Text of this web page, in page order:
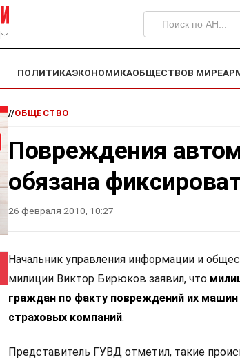
﹀
ПОЛИТИКАЭКОНОМИКАОБЩЕСТВОВ МИРЕ
//ОБЩЕСТВО
Повреждения
обязана
26 февраля 2010, 10:27
Начальник управления информации и
милиции Виктор Бирюков заявил, что
граждан по факту повреждений их
страховых компаний.
Представитель ГУВД отметил, такие